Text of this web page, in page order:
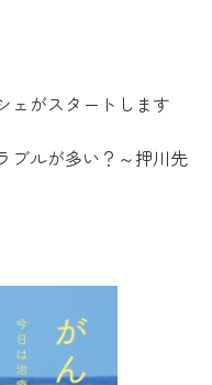
ェがスタートします
ブルが多い？～押川先